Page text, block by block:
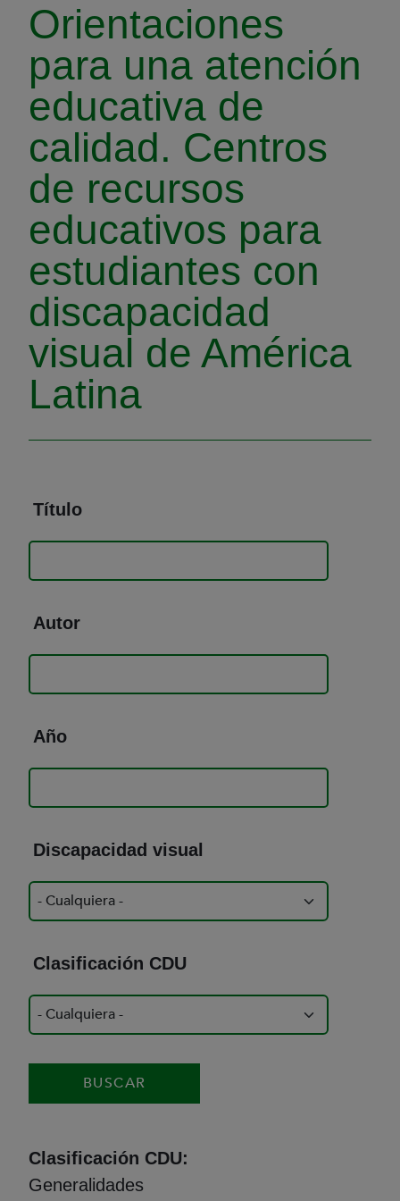
Orientaciones
para una atención
educativa de
calidad. Centros
de recursos
educativos para
estudiantes con
discapacidad
visual de América
Latina
Título
Autor
Año
Discapacidad visual
Clasificación CDU
Clasificación CDU
Generalidades